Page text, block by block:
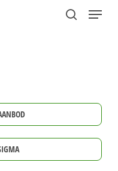
search
Menu